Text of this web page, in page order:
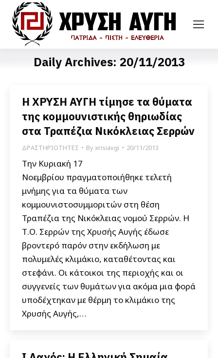
Daily Archives: 20/11/2013
Η ΧΡΥΣΗ ΑΥΓΗ τίμησε τα θύματα
της κομμουνιστικής θηριωδίας
στα Τραπέζια Νικόκλειας Σερρών
ΔΡΑΣΤΗΡΙΟΤΗΤΕΣ Byxrisiavgi 20/11/2013
Την Κυριακή 17
Νοεμβρίου πραγματοποιήθηκε τελετή
μνήμης για τα θύματα των
κομμουνιστοσυμμοριτών στη θέση
Τραπέζια της Νικόκλειας νομού Σερρών. Η
Τ.Ο. Σερρών της Χρυσής Αυγής έδωσε
βροντερό παρόν στην εκδήλωση με
πολυμελές κλιμάκιο, καταθέτοντας και
στεφάνι. Οι κάτοικοι της περιοχής και οι
συγγενείς των θυμάτων για ακόμα μια φορά
υποδέχτηκαν με θέρμη το κλιμάκιο της
Χρυσής Αυγής,…